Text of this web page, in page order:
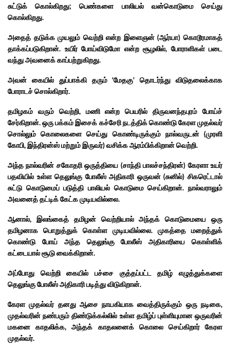
சுட்டுக் கொல்கிறது; பெண்களை பாலியல் வன்கொடுமை செய்து
கொல்கிறது.
அதைத் தடுக்க முயலும் வெற்றி என்ற இளைஞன் (ஆர்யா) கொடூரமாகத்
தாக்கப்படுகிறான். உயிர் போய்விடுமோ என்ற சூழலில், போராளிகள் படை
வந்து அவனைக் காப்பற்றுகிறது.
அவன் கையில் துப்பாக்கி தரும் ‘மேதகு’ தொடர்ந்து விடுதலைக்காக
போராடச் சொல்கிறார்.
தமிழகம் வரும் வெற்றி, மணி என்ற பெயரில் திருவனந்தபுரம் போய்ச்
சேர்கிறான். ஒரு பக்கம் இசைக் கச்சேரி நடத்திக் கொண்டு கேரள முதல்வர்
சொல்லும் கொலைகளை செய்து கொண்டிருக்கும் நால்வருடன் (முரளி
கோபி, இந்திரன்ஸ் மற்றும் இருவர்) வசிக்க ஆரம்பிக்கிறான் வெற்றி.
அந்த நால்வரின் சகோதரி ஒருத்தியை (சாந்தி பாலச்சந்திரன்) கேரளா உயர்
பதவியில் உள்ள தெலுங்கு போலீஸ் அதிகாரி ஒருவன் (சுனில்) சிகரெட்டால்
சுட்டு கொடுமைப் படுத்தி பாலியல் கொடுமை செய்கிறான். நால்வராலும்
அவனைத் தட்டிக் கேட்க முடியவில்லை.
ஆனால், இலங்கைத் தமிழன் வெற்றியால் அந்தக் கொடுமையை ஒரு
தமிழனாக பொறுத்துக் கொள்ள முடியவில்லை. முகத்தை மறைத்துக்
கொண்டு போய் அந்த தெலுங்கு போலீஸ் அதிகாரியை கொள்ளிக்
கட்டையால் சூடு வைக்கிறான்.
அப்போது வெற்றி கையில் பச்சை குத்தப்பட்ட தமிழ் எழுத்துக்களை
தெலுங்கு போலீஸ் அதிகாரி படித்து விடுகிறான்.
கேரள முதல்வர் தனது ஆசை நாயகியாக வைத்திருக்கும் ஒரு நடிகை,
முதல்வரின் நண்பரும் திண்டுக்கல்லில் உள்ள தமிழ்ப் புள்ளியுமான ஒருவரின்
மகனை காதலிக்க, அந்தக் காதலனைக் கொலை செய்கிறார் கேரள
முதல்வர்.